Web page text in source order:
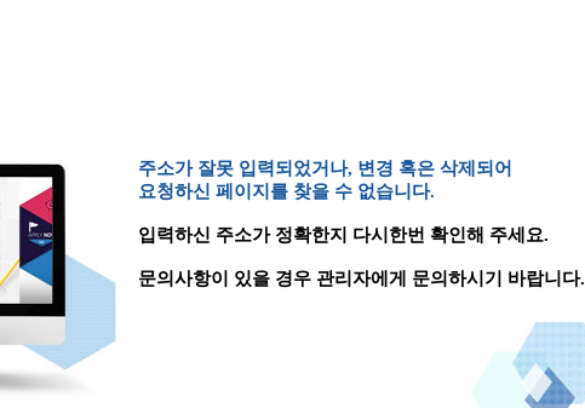
주소가 잘못 입력되었거나, 변경 혹은 삭제되어
요청하신 페이지를 찾을 수 없습니다.
입력하신 주소가 정확한지 다시한번 확인해 주세요.
문의사항이 있을 경우 관리자에게 문의하시기 바랍니다.